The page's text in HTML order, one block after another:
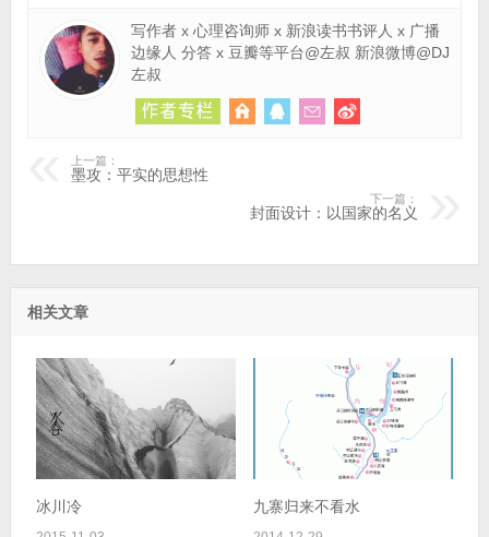
写作者 x 心理咨询师 x 新浪读书书评人 x 广播
边缘人 分答 x 豆瓣等平台@左叔 新浪微博@DJ
左叔
上一篇：
墨攻：平实的思想性
下一篇：
封面设计：以国家的名义
相关文章
冰川冷 九寨归来不看水